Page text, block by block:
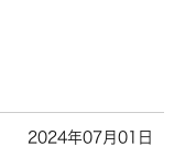
2024年07月01日